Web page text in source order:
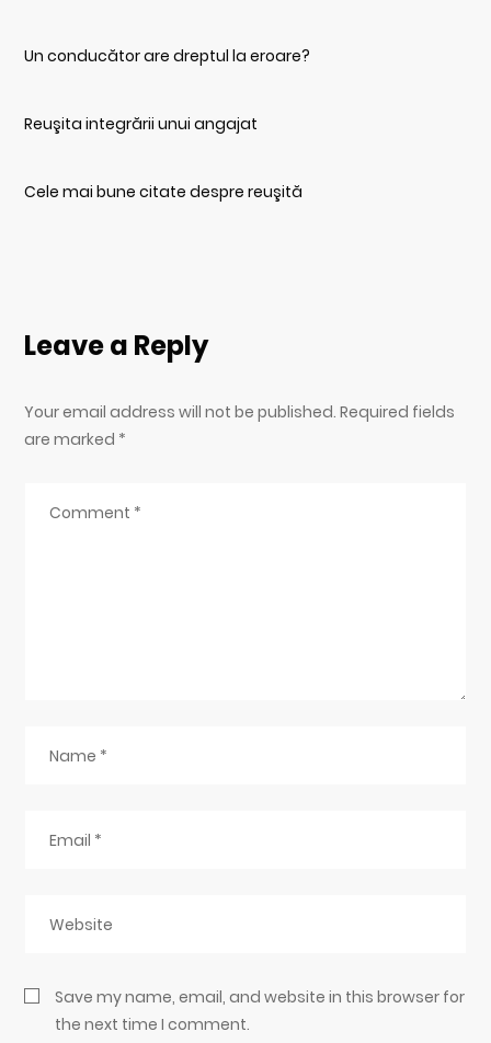
Un conducător are dreptul la eroare?
Reuşita integrării unui angajat
Cele mai bune citate despre reuşită
Leave a Reply
Your email address will not be published. Required fields
are marked *
Save my name, email, and website in this browser for
the next time I comment.